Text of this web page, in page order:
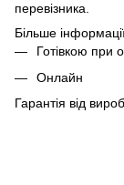
перевізника.
Більше
Готівкою при
Онлайн
Гарантія від